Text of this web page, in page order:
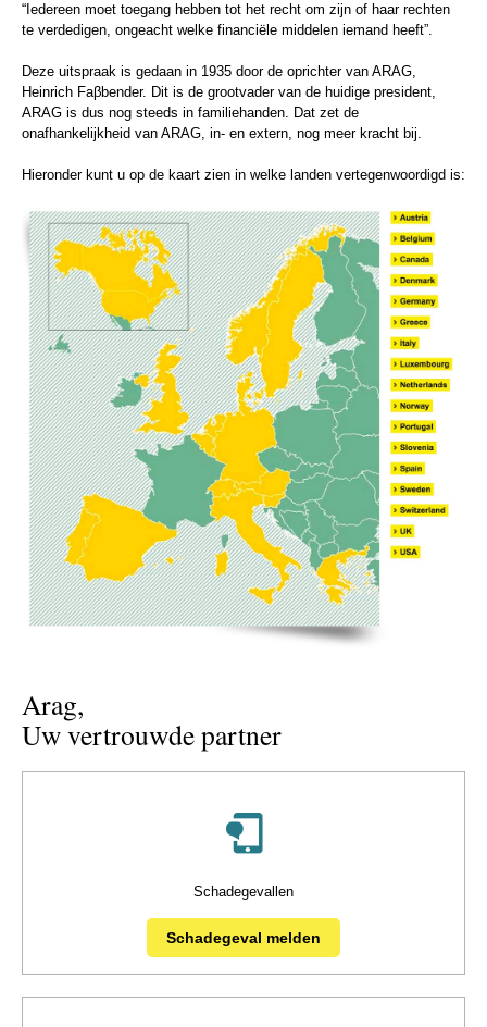
“Iedereen moet toegang hebben tot het recht om zijn of haar rechten
te verdedigen, ongeacht welke financiële middelen iemand heeft”.
Deze uitspraak is gedaan in 1935 door de oprichter van ARAG,
Heinrich Faβbender. Dit is de grootvader van de huidige president,
ARAG is dus nog steeds in familiehanden. Dat zet de
onafhankelijkheid van ARAG, in- en extern, nog meer kracht bij.
Hieronder kunt u op de kaart zien in welke landen vertegenwoordigd is:
Arag,
Uw vertrouwde partner
Schadegevallen
Schadegeval melden